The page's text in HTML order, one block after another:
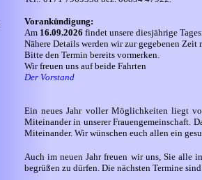
Vorankündigung:
Am 16.09.2026 findet unsere diesjährige
Nähere Details werden wir zur gegebenen Zeit
Bitte den Termin bereits vormerken.
Wir freuen uns auf beide Fahrten
Der Vorstand
Ein neues Jahr voller Möglichkeiten liegt
Miteinander in unserer Frauengemeinschaft.
Miteinander. Wir wünschen euch allen ein
Auch im neuen Jahr freuen wir uns, Sie alle
begrüßen zu dürfen. Die nächsten Termine